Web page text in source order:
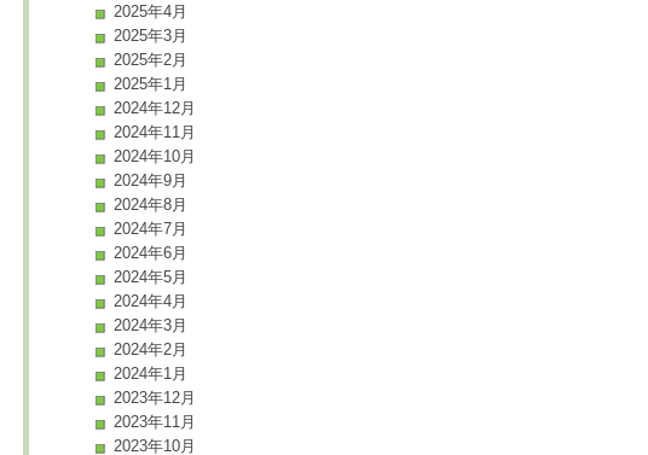
2025年4月
2025年3月
2025年2月
2025年1月
2024年12月
2024年11月
2024年10月
2024年9月
2024年8月
2024年7月
2024年6月
2024年5月
2024年4月
2024年3月
2024年2月
2024年1月
2023年12月
2023年11月
2023年10月